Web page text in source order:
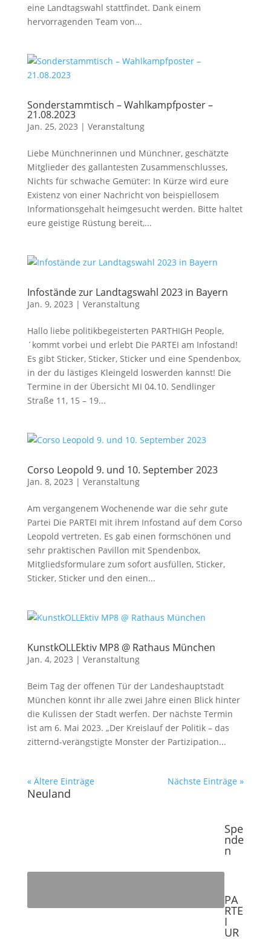
eine Landtagswahl stattfindet. Dank einem
hervorragenden Team von...
Sonderstammtisch – Wahlkampfposter –
21.08.2023
Jan. 25, 2023 | Veranstaltung
Liebe Münchnerinnen und Münchner, geschätzte
Mitglieder des gallantesten Zusammenschlusses,
Nichts für schwache Gemüter: In Kürze wird eure
Existenz von einer Nachricht von beispiellosem
Informationsgehalt heimgesucht werden. Bitte haltet
eure geistige Rüstung bereit,...
Infostände zur Landtagswahl 2023 in Bayern
Jan. 9, 2023 | Veranstaltung
Hallo liebe politikbegeisterten PARTHIGH People,
´kommt vorbei und erlebt Die PARTEI am Infostand!
Es gibt Sticker, Sticker, Sticker und eine Spendenbox,
in der du lästiges Kleingeld loswerden kannst! Die
Termine in der Übersicht MI 04.10. Sendlinger
Straße 11, 15 – 19...
Corso Leopold 9. und 10. September 2023
Jan. 8, 2023 | Veranstaltung
Am vergangenem Wochenende war die sehr gute
Partei Die PARTEI mit ihrem Infostand auf dem Corso
Leopold vertreten. Es gab einen formschönen und
sehr praktischen Pavillon mit Spendenbox,
Mitgliedsformulare zum sofort ausfüllen, Sticker,
Sticker, Sticker und den einen...
KunstkOLLEktiv MP8 @ Rathaus München
Jan. 4, 2023 | Veranstaltung
Beim Tag der offenen Tür der Landeshauptstadt
München könnt ihr alle zwei Jahre einen Blick hinter
die Kulissen der Stadt werfen. Der nächste Termin
ist am 6. Mai 2023. „Der Kreislauf der Politik – das
zitternd-verängstigte Monster der Partizipation...
« Ältere Einträge Nächste Einträge »
Neuland
Spe
nde
n
PA
RTE
I
UR